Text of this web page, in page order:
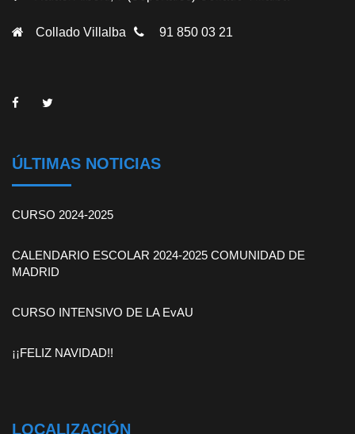
Collado Villalba 91 850 03 21
ÚLTIMAS NOTICIAS
CURSO 2024-2025
CALENDARIO ESCOLAR 2024-2025 COMUNIDAD DE
MADRID
CURSO INTENSIVO DE LA EvAU
¡¡FELIZ NAVIDAD!!
LOCALIZACIÓN